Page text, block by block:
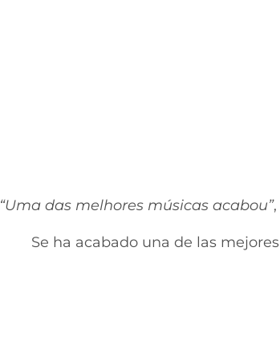
“Uma das melhores músicas acabou”
Se ha acabado una de las